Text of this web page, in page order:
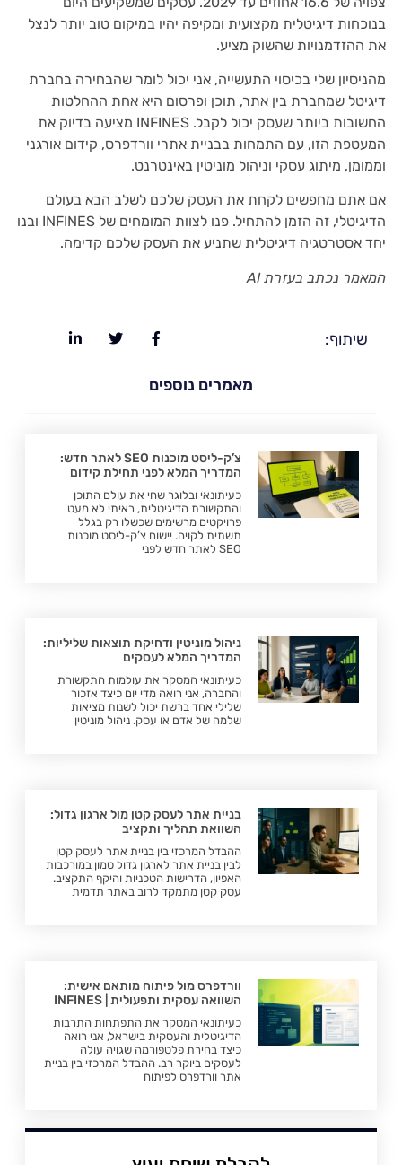
בנוכחות דיגיטלית מקצועית ומקיפה יהיו במיקום טוב יותר לנצל
את ההזדמנויות שהשוק מציע.
מהניסיון שלי בכיסוי התעשייה, אני יכול לומר שהבחירה בחברת
דיגיטל שמחברת בין אתר, תוכן ופרסום היא אחת ההחלטות
החשובות ביותר שעסק יכול לקבל. INFINES מציעה בדיוק את
המעטפת הזו, עם התמחות בבניית אתרי וורדפרס, קידום אורגני
וממומן, מיתוג עסקי וניהול מוניטין באינטרנט.
אם אתם מחפשים לקחת את העסק שלכם לשלב הבא בעולם
הדיגיטלי, זה הזמן להתחיל. פנו לצוות המומחים של INFINES ובנו
יחד אסטרטגיה דיגיטלית שתניע את העסק שלכם קדימה.
המאמר נכתב בעזרת AI
שיתוף:
מאמרים נוספים
צ’ק-ליסט מוכנות SEO לאתר חדש:
המדריך המלא לפני תחילת קידום
כעיתונאי ובלוגר שחי את עולם התוכן
והתקשורת הדיגיטלית, ראיתי לא מעט
פרויקטים מרשימים שכשלו רק בגלל
תשתית לקויה. יישום צ’ק-ליסט מוכנות
SEO לאתר חדש לפני
ניהול מוניטין ודחיקת תוצאות שליליות:
המדריך המלא לעסקים
כעיתונאי המסקר את עולמות התקשורת
והחברה, אני רואה מדי יום כיצד אזכור
שלילי אחד ברשת יכול לשנות מציאות
שלמה של אדם או עסק. ניהול מוניטין
בניית אתר לעסק קטן מול ארגון גדול:
השוואת תהליך ותקציב
ההבדל המרכזי בין בניית אתר לעסק קטן
לבין בניית אתר לארגון גדול טמון במורכבות
האפיון, הדרישות הטכניות והיקף התקציב.
עסק קטן מתמקד לרוב באתר תדמית
וורדפרס מול פיתוח מותאם אישית:
השוואה עסקית ותפעולית | INFINES
כעיתונאי המסקר את התפתחות התרבות
הדיגיטלית והעסקית בישראל, אני רואה
כיצד בחירת פלטפורמה שגויה עולה
לעסקים ביוקר רב. ההבדל המרכזי בין בניית
אתר וורדפרס לפיתוח